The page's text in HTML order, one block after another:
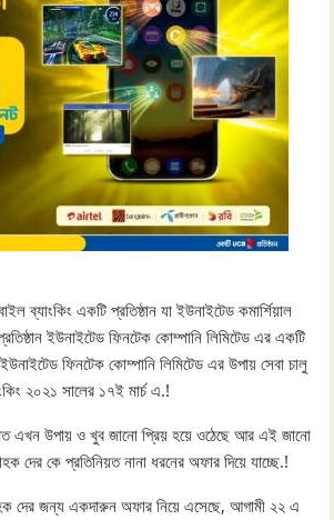
ব্যাংকিং একটি প্রতিষ্ঠান যা ইউনাইটেড কমার্শিয়াল
ইউনাইটেড ফিনটেক কোম্পানি লিমিটেড এর একটি
ফিনটেক কোম্পানি লিমিটেড এর উপায় সেবা চালু
২০২১ সালের ১৭ই মার্চ এ.!
এখন উপায় ও খুব জানো প্রিয় হয়ে ওঠেছে আর এই জানো
দের কে প্রতিনিয়ত নানা ধরনের অফার দিয়ে যাচ্ছে.!
দের জন্য একদারুন অফার নিয়ে এসেছে, আগামী ২২ এ